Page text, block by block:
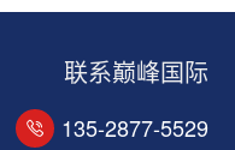
联系巅峰国际
135-2877-5529